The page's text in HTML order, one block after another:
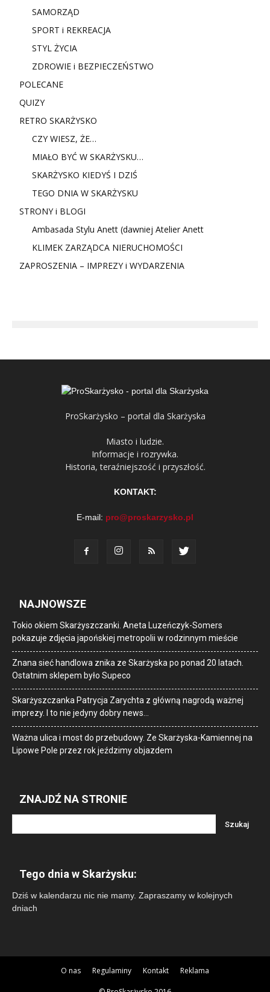
SAMORZĄD
SPORT i REKREACJA
STYL ŻYCIA
ZDROWIE i BEZPIECZEŃSTWO
POLECANE
QUIZY
RETRO SKARŻYSKO
CZY WIESZ, ŻE…
MIAŁO BYĆ W SKARŻYSKU…
SKARŻYSKO KIEDYŚ I DZIŚ
TEGO DNIA W SKARŻYSKU
STRONY i BLOGI
Ambasada Stylu Anett (dawniej Atelier Anett
KLIMEK ZARZĄDCA NIERUCHOMOŚCI
ZAPROSZENIA – IMPREZY i WYDARZENIA
ProSkarżysko – portal dla Skarżyska
Miasto i ludzie.
Informacje i rozrywka.
Historia, teraźniejszość i przyszłość.
KONTAKT:
E-mail: pro@proskarzysko.pl
NAJNOWSZE
Tokio okiem Skarżyszczanki. Aneta Luzeńczyk-Somers
pokazuje zdjęcia japońskiej metropolii w rodzinnym mieście
Znana sieć handlowa znika ze Skarżyska po ponad 20 latach.
Ostatnim sklepem było Supeco
Skarżyszczanka Patrycja Zarychta z główną nagrodą ważnej
imprezy. I to nie jedyny dobry news…
Ważna ulica i most do przebudowy. Ze Skarżyska-Kamiennej na
Lipowe Pole przez rok jeździmy objazdem
ZNAJDŹ NA STRONIE
Tego dnia w Skarżysku:
Dziś w kalendarzu nic nie mamy. Zapraszamy w kolejnych
dniach
O nas Regulaminy Kontakt Reklama